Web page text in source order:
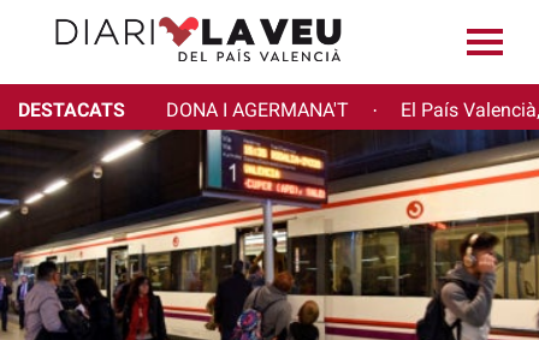
DESTACATS DONA I AGERMANA'T · El País